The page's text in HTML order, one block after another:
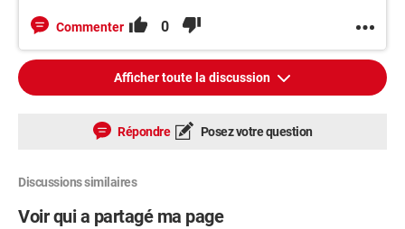
Commenter 0
Afficher toute la discussion
Répondre Posez votre question
Discussions similaires
Voir qui a partagé ma page